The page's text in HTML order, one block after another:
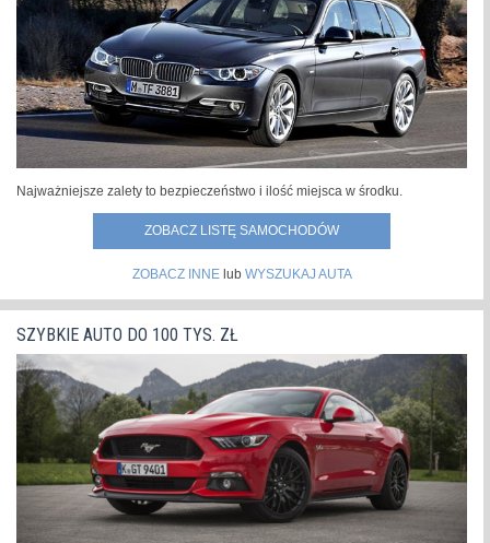
Najważniejsze zalety to bezpieczeństwo i ilość miejsca w środku.
ZOBACZ LISTĘ SAMOCHODÓW
ZOBACZ INNElub WYSZUKAJ AUTA
SZYBKIE AUTO DO 100 TYS. ZŁ